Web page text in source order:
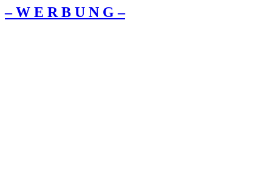
– W Ε R Β U Ν G –